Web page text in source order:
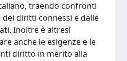
traendo confronti
diritti connessi e dalle
Inoltre è altresì
anche le esigenze e le
diritto in merito alla